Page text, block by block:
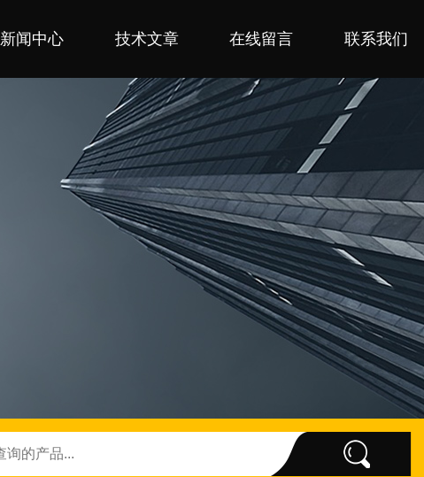
新闻中心 技术文章 在线留言 联系我们